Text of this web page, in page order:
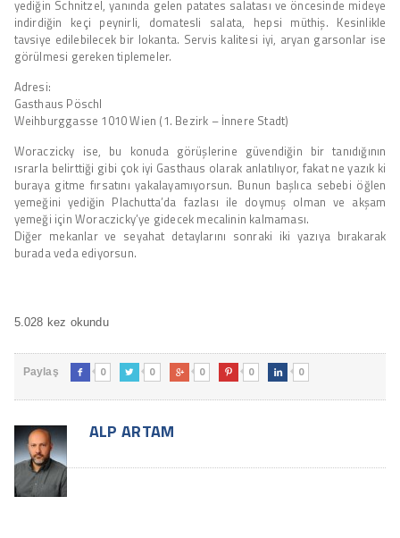
yediğin Schnitzel, yanında gelen patates salatası ve öncesinde mideye
indirdiğin keçi peynirli, domatesli salata, hepsi müthiş. Kesinlikle
tavsiye edilebilecek bir lokanta. Servis kalitesi iyi, aryan garsonlar ise
görülmesi gereken tiplemeler.
Adresi:
Gasthaus Pöschl
Weihburggasse 1010 Wien (1. Bezirk – İnnere Stadt)
Woraczicky ise, bu konuda görüşlerine güvendiğin bir tanıdığının
ısrarla belirttiği gibi çok iyi Gasthaus olarak anlatılıyor, fakat ne yazık ki
buraya gitme fırsatını yakalayamıyorsun. Bunun başlıca sebebi öğlen
yemeğini yediğin Plachutta’da fazlası ile doymuş olman ve akşam
yemeği için Woraczicky’ye gidecek mecalinin kalmaması.
Diğer mekanlar ve seyahat detaylarını sonraki iki yazıya bırakarak
burada veda ediyorsun.
5.028 kez okundu
Paylaş  0  0  0  0  0
ALP ARTAM